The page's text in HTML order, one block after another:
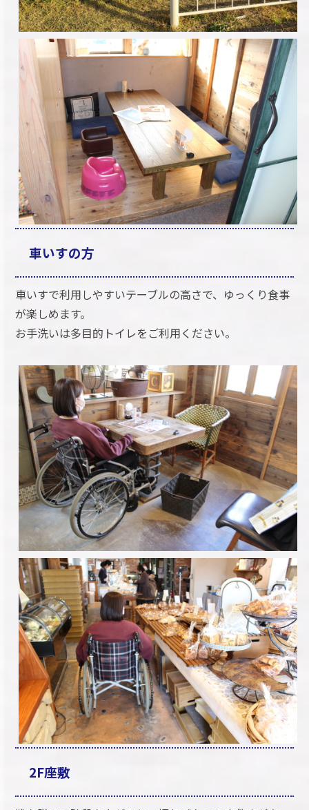
車いすの方
車いすで利用しやすいテーブルの高さで、ゆっくり食事
が楽しめます。
お手洗いは多目的トイレをご利用ください。
2F座敷